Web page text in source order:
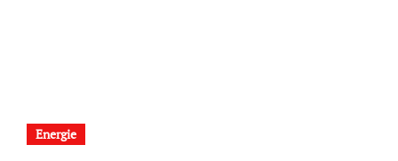
Energie